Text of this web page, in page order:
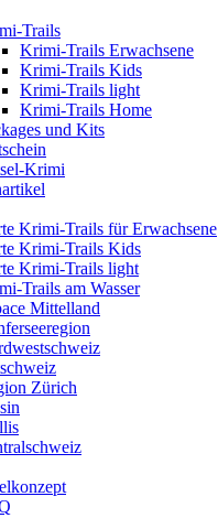
Trails
Krimi-Trails Erwachsene
Krimi-Trails Kids
Krimi-Trails light
Krimi-Trails Home
und Kits
Krimi
Krimi-Trails für Erwachsene
Krimi-Trails Kids
Krimi-Trails light
Trails am Wasser
Mittelland
Zürich